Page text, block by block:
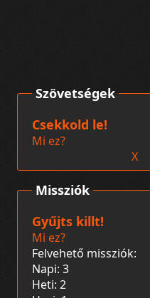
Missziók
Gyűjts killt!
Mi ez?
Felvehető missziók:
Napi: 3
Heti: 2
Szövetségek
Csekkold le!
Mi ez?
X